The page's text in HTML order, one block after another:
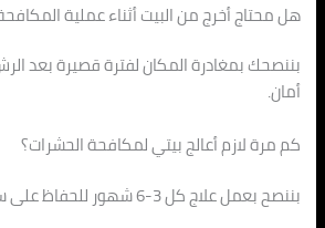
هل محتاج أخرج من البيت أثناء عملية
بننصحك بمغادرة المكان لفترة قصيرة بعد
أمان.
كم مرة لازم أعالج بيتي لمكافحة الحشرات؟
بننصح بعمل علاج كل 3-6 شهور للحفاظ على سلامة البيت.